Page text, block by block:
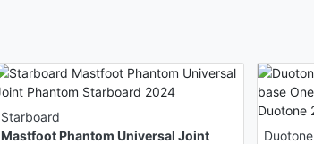
Starboard
Mastfoot Phantom Universal Joint
Duotone